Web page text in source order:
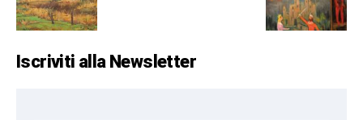
Iscriviti alla Newsletter